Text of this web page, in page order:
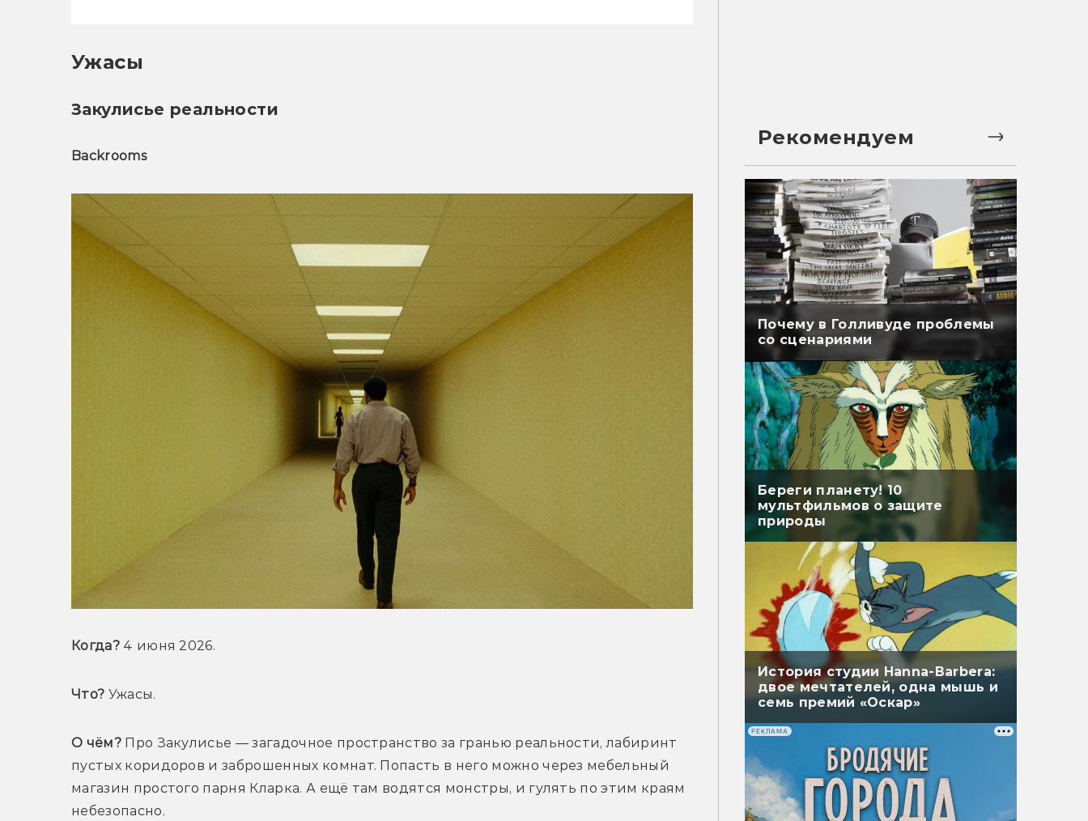
Ужасы
Закулисье реальности
Backrooms
Когда? 4 июня 2026.
Что? Ужасы.
О чём? Про Закулисье — загадочное пространство за гранью реальности, лабиринт
пустых коридоров и заброшенных комнат. Попасть в него можно через мебельный
магазин простого парня Кларка. А ещё там водятся монстры, и гулять по этим краям
небезопасно.
Рекомендуем
Почему в Голливуде проблемы
со сценариями
Береги планету! 10
мультфильмов о защите
природы
История студии Hanna-Barbera:
двое мечтателей, одна мышь и
семь премий «Оскар»
РЕКЛАМА